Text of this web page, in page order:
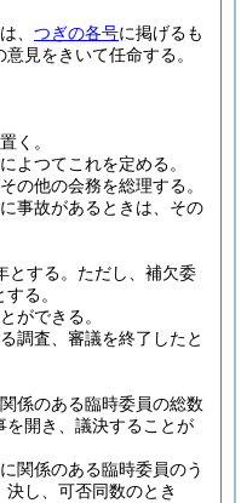
、 つぎの各号に掲げるも
見をきいて任命する。
く。
よつてこれを定める。
の他の会務を総理する。
事故があるときは、その
する。 ただし、補欠委
る。
ができる。
調査、審議を終了したと
係のある臨時委員の総数
開き、議決することが
関係のある臨時委員のう
し、可否同数のとき